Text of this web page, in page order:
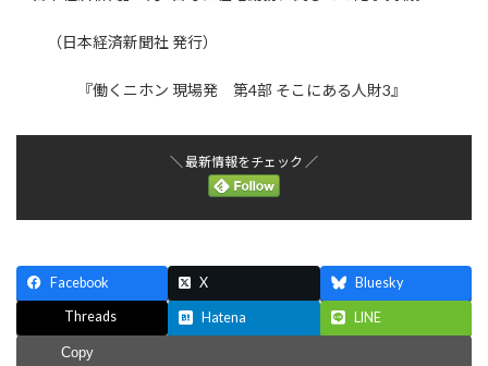
時
:
（日本経済新聞社 発行）
『働くニホン 現場発 第4部 そこにある人財3』
＼ 最新情報をチェック ／
Facebook X Bluesky
Threads Hatena LINE
Copy